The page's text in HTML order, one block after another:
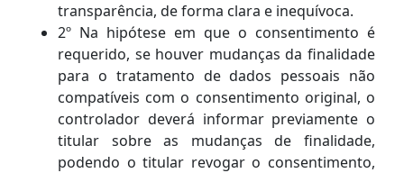
transparência, de forma clara e inequívoca.
2º Na hipótese em que o consentimento é
requerido, se houver mudanças da finalidade
para o tratamento de dados pessoais não
compatíveis com o consentimento original, o
controlador deverá informar previamente o
titular sobre as mudanças de finalidade,
podendo o titular revogar o consentimento,